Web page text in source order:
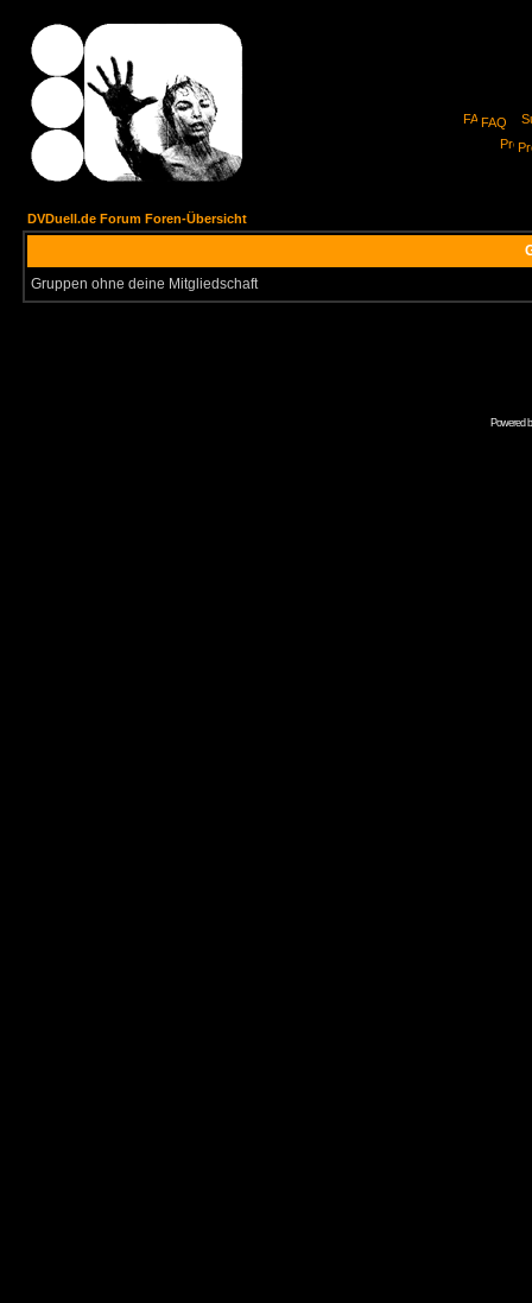
FAQ
DVDuell.de Forum Foren-Übersicht
Gruppen ohne deine Mitgliedschaft
Powered